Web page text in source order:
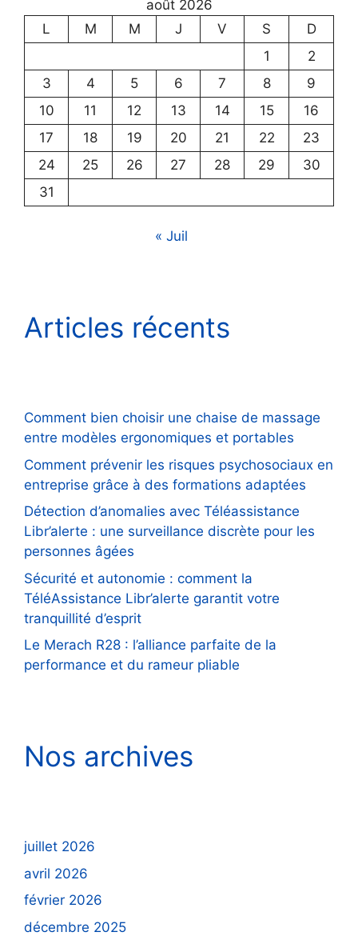
août 2026
L
M M J V S
D
1
2
3
4 5 6 7 8
9
10
11 12 13 14 15
16
17
18 19 20 21 22
23
24
25 26 27 28 29
30
31
« Juil
Articles récents
Comment bien choisir une chaise de massage
entre modèles ergonomiques et portables
Comment prévenir les risques psychosociaux en
entreprise grâce à des formations adaptées
Détection d’anomalies avec Téléassistance
Libr’alerte : une surveillance discrète pour les
personnes âgées
Sécurité et autonomie : comment la
TéléAssistance Libr’alerte garantit votre
tranquillité d’esprit
Le Merach R28 : l’alliance parfaite de la
performance et du rameur pliable
Nos archives
juillet 2026
avril 2026
février 2026
décembre 2025